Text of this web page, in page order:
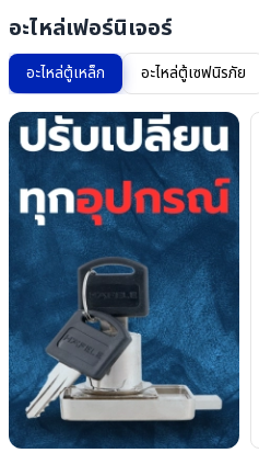
อะไหล่เฟอร์นิเจอร์
อะไหล่ตู้เหล็ก
อะไหล่ตู้เซฟนิรภัย